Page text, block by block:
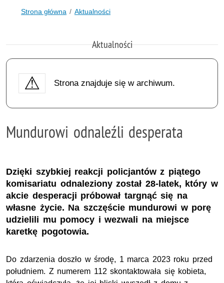
Strona główna Aktualności
Aktualności
Strona znajduje się w archiwum.
Mundurowi odnaleźli desperata
Dzięki szybkiej reakcji policjantów z piątego
komisariatu odnaleziony został 28-latek, który w
akcie desperacji próbował targnąć się na
własne życie. Na szczęście mundurowi w porę
udzielili mu pomocy i wezwali na miejsce
karetkę pogotowia.
Do zdarzenia doszło w środę, 1 marca 2023 roku przed
południem. Z numerem 112 skontaktowała się kobieta,